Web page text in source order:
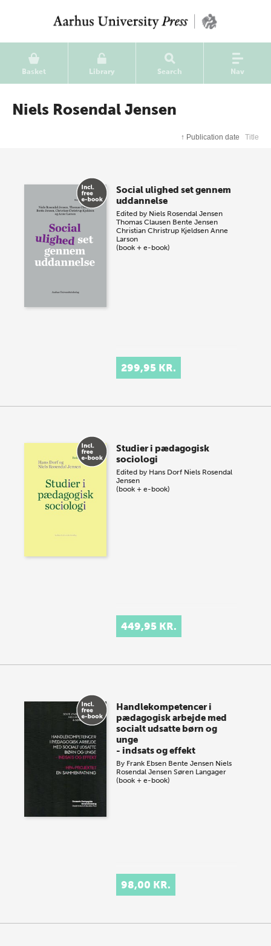
Basket Library Search Nav
Niels Rosendal Jensen
↑ Publication date Title
Social ulighed set gennem
uddannelse
Edited by Niels Rosendal Jensen
Thomas Clausen Bente Jensen
Christian Christrup Kjeldsen Anne
Larson
(book + e-book)
299,95 KR.
Studier i pædagogisk
sociologi
Edited by Hans Dorf Niels Rosendal
Jensen
(book + e-book)
449,95 KR.
Handlekompetencer i
pædagogisk arbejde med
socialt udsatte børn og
unge
- indsats og effekt
By Frank Ebsen Bente Jensen Niels
Rosendal Jensen Søren Langager
(book + e-book)
98,00 KR.